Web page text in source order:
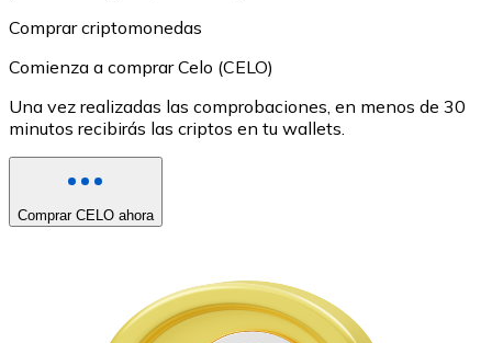
Comprar criptomonedas
Comienza a comprar Celo (CELO)
Una vez realizadas las comprobaciones, en menos de 30
minutos recibirás las criptos en tu wallets.
Comprar CELO ahora